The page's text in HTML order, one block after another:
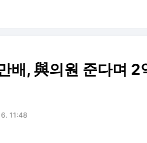
배, 與의원 준다며 2
11:48